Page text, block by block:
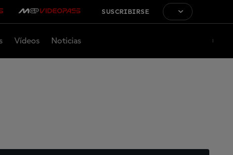
SUSCRIBIRSE
Vídeos Noticias